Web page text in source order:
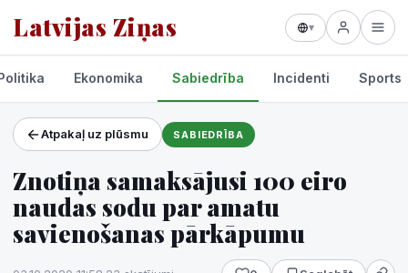
Latvijas Ziņas ▾
Projekti un pakalpojumi
Laikapstākļi
Ekonomika Sabiedrība Incidenti Sports
Atpakaļ uz plūsmu SABIEDRĪBA
Znotiņa samaksājusi 100 eiro
naudas sodu par amatu
savienošanas pārkāpumu